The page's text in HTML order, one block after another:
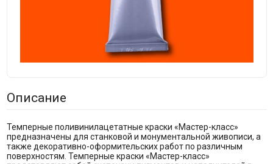
Описание
Темперные поливинилацетатные краски «Мастер-класс»
предназначены для станковой и монументальной живописи, а
также декоративно-оформительских работ по различным
поверхностям. Темперные краски «Мастер-класс»